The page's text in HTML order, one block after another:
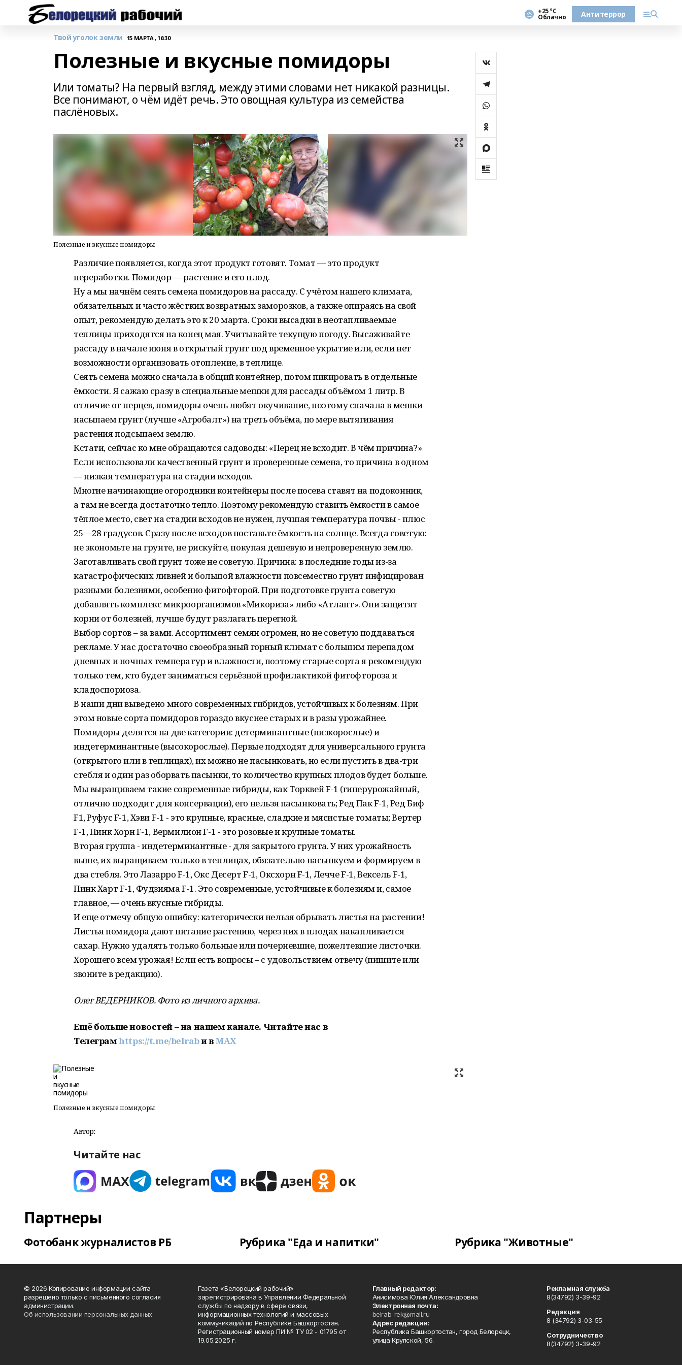
+25 °С
Облачно Антитеррор
Твой уголок земли 15 МАРТА , 16:30
Полезные и вкусные помидоры
Или томаты? На первый взгляд, между этими словами нет никакой разницы.
Все понимают, о чём идёт речь. Это овощная культура из семейства
паслёновых.
Полезные и вкусные помидоры
Различие появляется, когда этот продукт готовят. Томат — это продукт
переработки. Помидор — растение и его плод.
Ну а мы начнём сеять семена помидоров на рассаду. С учётом нашего климата,
обязательных и часто жёстких возвратных заморозков, а также опираясь на свой
опыт, рекомендую делать это к 20 марта. Сроки высадки в неотапливаемые
теплицы приходятся на конец мая. Учитывайте текущую погоду. Высаживайте
рассаду в начале июня в открытый грунт под временное укрытие или, если нет
возможности организовать отопление, в теплице.
Сеять семена можно сначала в общий контейнер, потом пикировать в отдельные
ёмкости. Я сажаю сразу в специальные мешки для рассады объёмом 1 литр. В
отличие от перцев, помидоры очень любят окучивание, поэтому сначала в мешки
насыпаем грунт (лучше «Агробалт») на треть объёма, по мере вытягивания
растения подсыпаем землю.
Кстати, сейчас ко мне обращаются садоводы: «Перец не всходит. В чём причина?»
Если использовали качественный грунт и проверенные семена, то причина в одном
— низкая температура на стадии всходов.
Многие начинающие огородники контейнеры после посева ставят на подоконник,
а там не всегда достаточно тепло. Поэтому рекомендую ставить ёмкости в самое
тёплое место, свет на стадии всходов не нужен, лучшая температура почвы - плюс
25—28 градусов. Сразу после всходов поставьте ёмкость на солнце. Всегда советую:
не экономьте на грунте, не рискуйте, покупая дешевую и непроверенную землю.
Заготавливать свой грунт тоже не советую. Причина: в последние годы из-за
катастрофических ливней и большой влажности повсеместно грунт инфицирован
разными болезнями, особенно фитофторой. При подготовке грунта советую
добавлять комплекс микроорганизмов «Микориза» либо «Атлант». Они защитят
корни от болезней, лучше будут разлагать перегной.
Выбор сортов – за вами. Ассортимент семян огромен, но не советую поддаваться
рекламе. У нас достаточно своеобразный горный климат с большим перепадом
дневных и ночных температур и влажности, поэтому старые сорта я рекомендую
только тем, кто будет заниматься серьёзной профилактикой фитофтороза и
кладоспориоза.
В наши дни выведено много современных гибридов, устойчивых к болезням. При
этом новые сорта помидоров гораздо вкуснее старых и в разы урожайнее.
Помидоры делятся на две категории: детерминантные (низкорослые) и
индетерминантные (высокорослые). Первые подходят для универсального грунта
(открытого или в теплицах), их можно не пасынковать, но если пустить в два-три
стебля и один раз оборвать пасынки, то количество крупных плодов будет больше.
Мы выращиваем такие современные гибриды, как Торквей F-1 (гиперурожайный,
отлично подходит для консервации), его нельзя пасынковать; Ред Пак F-1, Ред Биф
F1, Руфус F-1, Хэви F-1 - это крупные, красные, сладкие и мясистые томаты; Вертер
F-1, Пинк Хорн F-1, Вермилион F-1 - это розовые и крупные томаты.
Вторая группа - индетерминантные - для закрытого грунта. У них урожайность
выше, их выращиваем только в теплицах, обязательно пасынкуем и формируем в
два стебля. Это Лазарро F-1, Окс Десерт F-1, Оксхорн F-1, Лечче F-1, Вексель F-1,
Пинк Харт F-1, Фудзияма F-1. Это современные, устойчивые к болезням и, самое
главное, — очень вкусные гибриды.
И еще отмечу общую ошибку: категорически нельзя обрывать листья на растении!
Листья помидора дают питание растению, через них в плодах накапливается
сахар. Нужно удалять только больные или почерневшие, пожелтевшие листочки.
Хорошего всем урожая! Если есть вопросы – с удовольствием отвечу (пишите или
звоните в редакцию).
Олег ВЕДЕРНИКОВ. Фото из личного архива.
Ещё больше новостей – на нашем канале. Читайте нас в
Телеграмhttps://t.me/belrabи вMAX
Полезные и вкусные помидоры
Автор:
Читайте нас
Партнеры
Фотобанк журналистов РБ Рубрика "Еда и напитки" Рубрика "Животные"
© 2026 Копирование информации сайта
разрешено только с письменного согласия
администрации.
Об использовании персональных данных
Газета «Белорецкий рабочий»
зарегистрирована в Управлении Федеральной
службы по надзору в сфере связи,
информационных технологий и массовых
коммуникаций по Республике Башкортостан.
Регистрационный номер ПИ № ТУ 02 - 01795 от
19.05.2025 г.
Главный редактор:
Анисимова Юлия Александровна
Электронная почта:
belrab-rek@mail.ru
Адрес редакции:
Республика Башкортостан, город Белорецк,
улица Крупской, 56.
Рекламная служба
8(34792) 3-39-92
Редакция
8 (34792) 3-03-55
Сотрудничество
8(34792) 3-39-92